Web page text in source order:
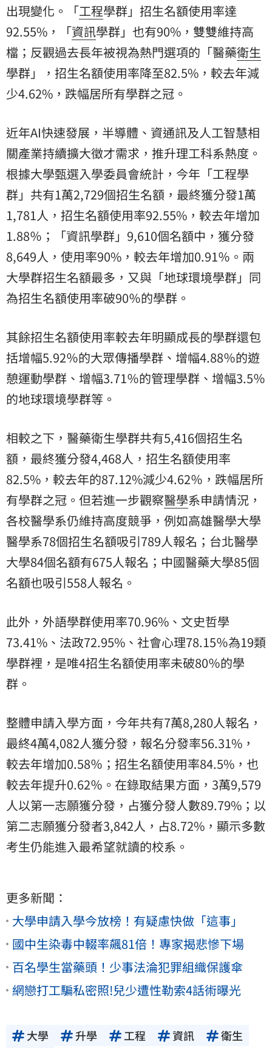
出現變化。「工程學群」招生名額使用率達
92.55%，「資訊學群」也有90%，雙雙維持高
檔；反觀過去長年被視為熱門選項的「醫藥衛生
學群」，招生名額使用率降至82.5%，較去年減
少4.62%，跌幅居所有學群之冠。
近年AI快速發展，半導體、資通訊及人工智慧相
關產業持續擴大徵才需求，推升理工科系熱度。
根據大學甄選入學委員會統計，今年「工程學
群」共有1萬2,729個招生名額，最終獲分發1萬
1,781人，招生名額使用率92.55%，較去年增加
1.88％；「資訊學群」9,610個名額中，獲分發
8,649人，使用率90%，較去年增加0.91％。兩
大學群招生名額最多，又與「地球環境學群」同
為招生名額使用率破90％的學群。
其餘招生名額使用率較去年明顯成長的學群還包
括增幅5.92％的大眾傳播學群、增幅4.88％的遊
憩運動學群、增幅3.71％的管理學群、增幅3.5％
的地球環境學群等。
相較之下，醫藥衛生學群共有5,416個招生名
額，最終獲分發4,468人，招生名額使用率
82.5%，較去年的87.12%減少4.62％，跌幅居所
有學群之冠。但若進一步觀察醫學系申請情況，
各校醫學系仍維持高度競爭，例如高雄醫學大學
醫學系78個招生名額吸引789人報名；台北醫學
大學84個名額有675人報名；中國醫藥大學85個
名額也吸引558人報名。
此外，外語學群使用率70.96%、文史哲學
73.41%、法政72.95%、社會心理78.15％為19類
學群裡，是唯4招生名額使用率未破80％的學
群。
整體申請入學方面，今年共有7萬8,280人報名，
最終4萬4,082人獲分發，報名分發率56.31%，
較去年增加0.58％；招生名額使用率84.5%，也
較去年提升0.62％。在錄取結果方面，3萬9,579
人以第一志願獲分發，占獲分發人數89.79%；以
第二志願獲分發者3,842人，占8.72%，顯示多數
考生仍能進入最希望就讀的校系。
更多新聞：
大學申請入學今放榜！有疑慮快做「這事」
國中生染毒中輟率飆81倍！專家揭悲慘下場
百名學生當藥頭！少事法淪犯罪組織保護傘
網戀打工騙私密照!兒少遭性勒索4話術曝光
大學 升學 工程 資訊 衛生